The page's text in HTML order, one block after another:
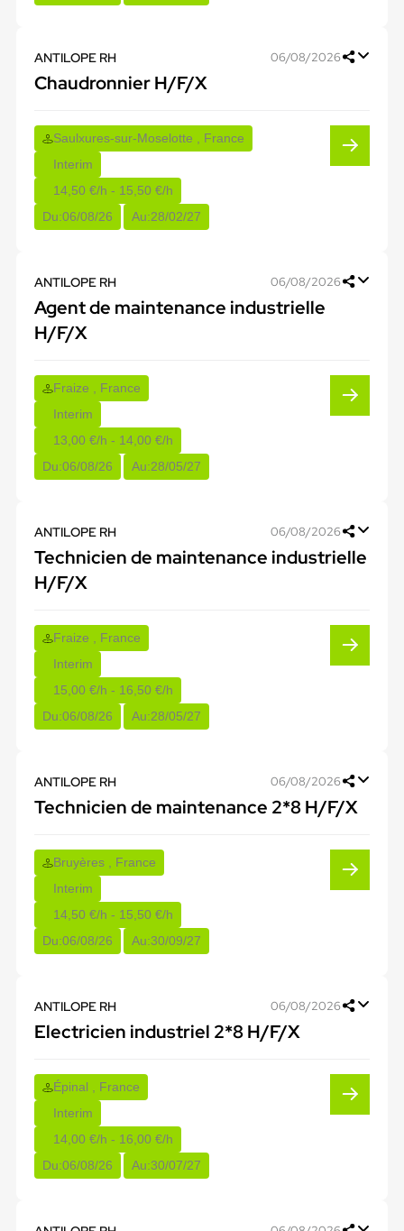
ANTILOPE RH 06/08/2026
Chaudronnier H/F/X
Saulxures-sur-Moselotte , France
Interim
14,50 €/h - 15,50 €/h
Du:06/08/26 Au:28/02/27
ANTILOPE RH 06/08/2026
Agent de maintenance industrielle
H/F/X
Fraize , France
Interim
13,00 €/h - 14,00 €/h
Du:06/08/26 Au:28/05/27
ANTILOPE RH 06/08/2026
Technicien de maintenance industrielle
H/F/X
Fraize , France
Interim
15,00 €/h - 16,50 €/h
Du:06/08/26 Au:28/05/27
ANTILOPE RH 06/08/2026
Technicien de maintenance 2*8 H/F/X
Bruyères , France
Interim
14,50 €/h - 15,50 €/h
Du:06/08/26 Au:30/09/27
ANTILOPE RH 06/08/2026
Electricien industriel 2*8 H/F/X
Épinal , France
Interim
14,00 €/h - 16,00 €/h
Du:06/08/26 Au:30/07/27